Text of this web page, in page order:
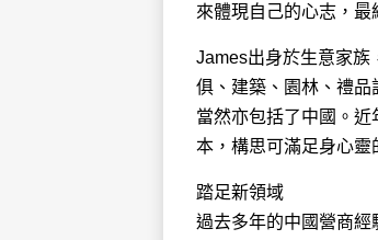
來體現自己的心志，最
James出身於生意家族
俱、建築、園林、禮品
當然亦包括了中國。
本，構思可滿足身心靈
踏足新領域
過去多年的中國營商